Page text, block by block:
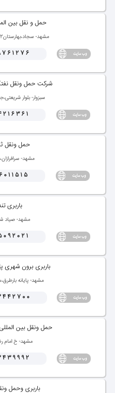
حمل و نقل بین
مشهد- سجاد،بهارستان2،س بارثاوا،ط1،پ4
شركت حمل ونقل
سبزوار- بلوار
حمل ونقل
مشهد-
باربری
مشهد- صیاد
باربری برون شهری
مشهد- پایانه
حمل ونقل بین
مشهد- خ امام
باربری وحمل